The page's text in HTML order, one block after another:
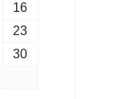
16
23
30